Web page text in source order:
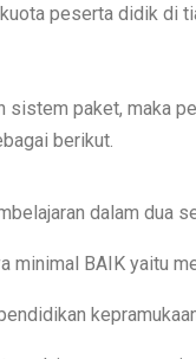
peserta didik di
sistem paket, maka
berikut.
dalam dua
minimal BAIK yaitu